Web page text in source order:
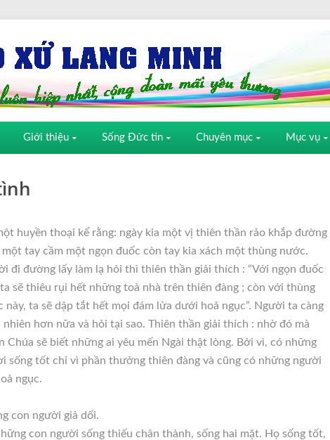
Giới thiệu Sống Đức tin Chuyên mục Mục vụ
huyền thoại kể rằng: ngày kia một vị thiên thần rảo khắp đường
một tay cầm một ngọn đuốc còn tay kia xách một thùng nước.
đi đường lấy làm lạ hỏi thì thiên thần giải thích : “Với ngọn đuốc
ta sẽ thiêu rụi hết những toà nhà trên thiên đàng ; còn với thùng
này, ta sẽ dập tắt hết mọi đám lửa dưới hoả ngục”. Người ta càng
nhiên hơn nữa và hỏi tại sao. Thiên thần giải thích : nhờ đó mà
Chúa sẽ biết những ai yêu mến Ngài thật lòng. Bởi vì, có những
sống tốt chỉ vì phần thưởng thiên đàng và cũng có những người
ngục.
con người giả dối.
con người sống thiếu chân thành, sống hai mặt. Họ sống tốt,